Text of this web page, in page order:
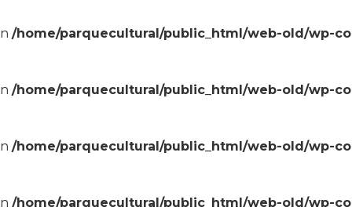
/home/parquecultural/public_html/web-old/wp-
/home/parquecultural/public_html/web-old/wp-
/home/parquecultural/public_html/web-old/wp-
/home/parquecultural/public_html/web-old/wp-